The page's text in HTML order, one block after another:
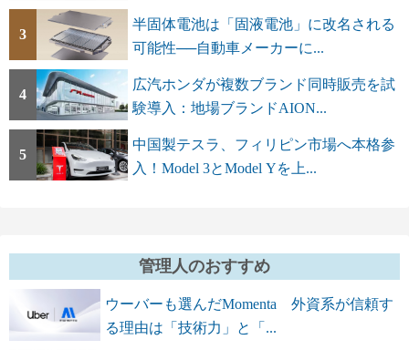
3
半固体電池は「固液電池」に改名される
可能性──自動車メーカーに...
4
広汽ホンダが複数ブランド同時販売を試
験導入：地場ブランドAION...
5
中国製テスラ、フィリピン市場へ本格参
入！Model 3とModel Yを上...
管理人のおすすめ
ウーバーも選んだMomenta 外資系が信頼す
る理由は「技術力」と「...